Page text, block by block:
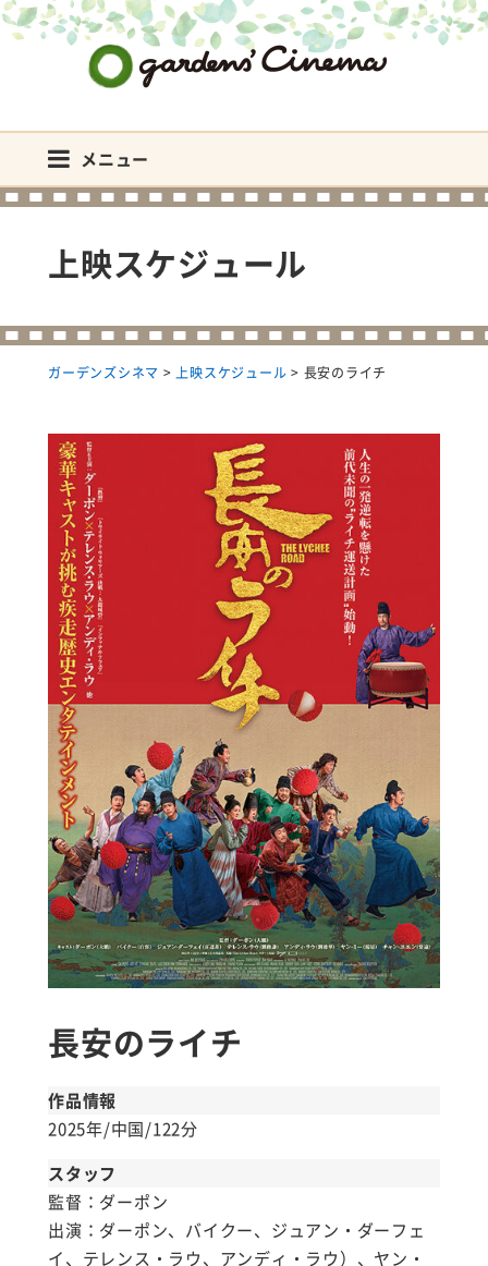
メニュー
上映スケジュール
ガーデンズシネマ >上映スケジュール > 長安のライチ
長安のライチ
作品情報
2025年/中国/122分
スタッフ
監督：ダーポン
出演：ダーポン、バイクー、ジュアン・ダーフェ
イ、テレンス・ラウ、アンディ・ラウ）、ヤン・